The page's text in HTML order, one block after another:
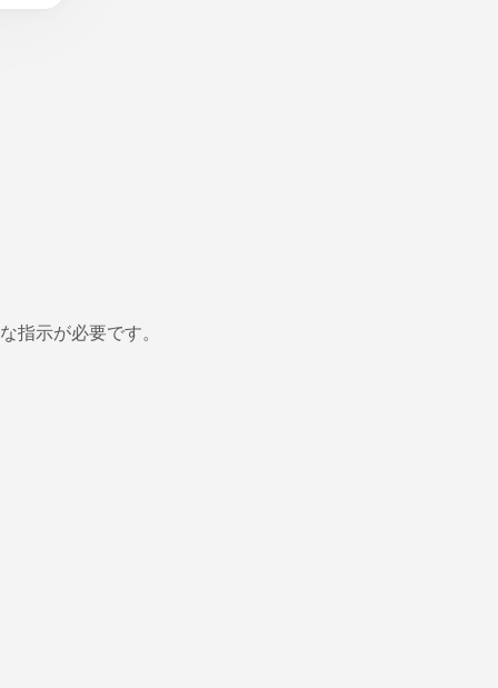
指示が必要です。